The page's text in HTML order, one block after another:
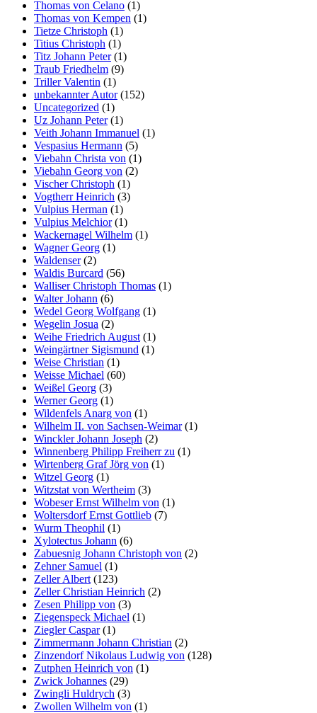
Thomas von Celano (1)
Thomas von Kempen (1)
Tietze Christoph (1)
Titius Christoph (1)
Titz Johann Peter(1)
Traub Friedhelm (9)
Triller Valentin (1)
unbekannter Autor(152)
Uncategorized (1)
Uz Johann Peter(1)
Veith Johann Immanuel (1)
Vespasius Hermann (5)
Viebahn Christa von (1)
Viebahn Georg von (2)
Vischer Christoph (1)
Vogtherr Heinrich (3)
Vulpius Herman (1)
Vulpius Melchior(1)
Wackernagel Wilhelm (1)
Wagner Georg (1)
Waldenser(2)
Waldis Burcard (56)
Walliser Christoph Thomas (1)
Walter Johann (6)
Wedel Georg Wolfgang (1)
Wegelin Josua (2)
Weihe Friedrich August (1)
Weingärtner Sigismund (1)
Weise Christian (1)
Weisse Michael (60)
Weißel Georg (3)
Werner Georg (1)
Wildenfels Anarg von (1)
Wilhelm II. von Sachsen-Weimar(1)
Winckler Johann Joseph (2)
Winnenberg Philipp Freiherr zu (1)
Wirtenberg Graf Jörg von (1)
Witzel Georg (1)
Witzstat von Wertheim (3)
Wobeser Ernst Wilhelm von (1)
Woltersdorf Ernst Gottlieb (7)
Wurm Theophil (1)
Xylotectus Johann (6)
Zabuesnig Johann Christoph von (2)
Zehner Samuel (1)
Zeller Albert (123)
Zeller Christian Heinrich (2)
Zesen Philipp von (3)
Ziegenspeck Michael (1)
Ziegler Caspar(1)
Zimmermann Johann Christian (2)
Zinzendorf Nikolaus Ludwig von (128)
Zutphen Heinrich von (1)
Zwick Johannes (29)
Zwingli Huldrych (3)
Zwollen Wilhelm von (1)